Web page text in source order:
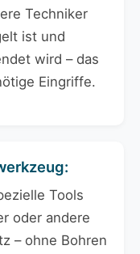
Techniker
ist und
wird – das
Eingriffe.
Tools
oder andere
– ohne Bohren